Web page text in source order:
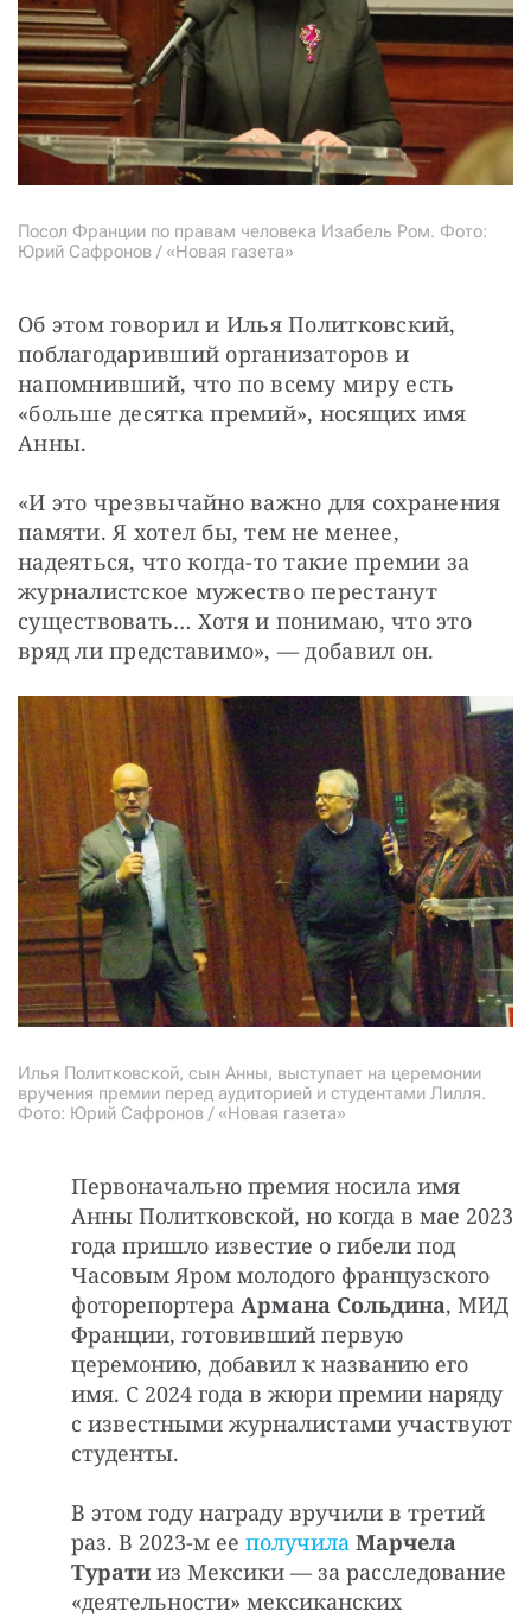
Посол Франции по правам человека Изабель Ром. Фото:
Юрий Сафронов / «Новая газета»
Об этом говорил и Илья Политковский,
поблагодаривший организаторов и
напомнивший, что по всему миру есть
«больше десятка премий», носящих имя
Анны.
«И это чрезвычайно важно для сохранения
памяти. Я хотел бы, тем не менее,
надеяться, что когда-то такие премии за
журналистское мужество перестанут
существовать… Хотя и понимаю, что это
вряд ли представимо», — добавил он.
Илья Политковской, сын Анны, выступает на церемонии
вручения премии перед аудиторией и студентами Лилля.
Фото: Юрий Сафронов / «Новая газета»
Первоначально премия носила имя
Анны Политковской, но когда в мае 2023
года пришло известие о гибели под
Часовым Яром молодого французского
фоторепортера Армана Сольдина, МИД
Франции, готовивший первую
церемонию, добавил к названию его
имя. С 2024 года в жюри премии наряду
с известными журналистами участвуют
студенты.
В этом году награду вручили в третий
раз. В 2023-м ее получила Марчела
Турати из Мексики — за расследование
«деятельности» мексиканских